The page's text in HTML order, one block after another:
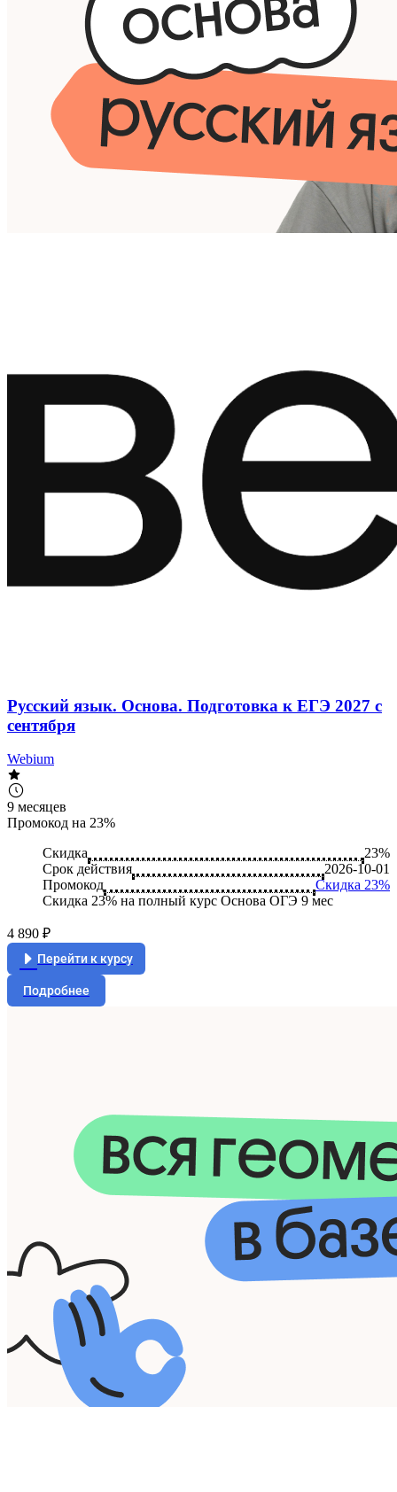
Русский язык. Основа. Подготовка к ЕГЭ 2027 с
сентября
Webium
9 месяцев
Промокод на 23%
Скидка
23%
Срок действия
2026-10-01
Промокод
Скидка 23%
Скидка 23% на полный курс Основа ОГЭ 9 мес
4 890 ₽
Перейти к курсу
Подробнее